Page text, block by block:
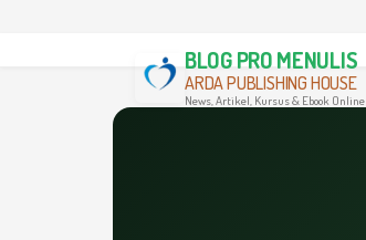
BLOG PRO MENULIS
ARDA PUBLISHING HOUSE
News, Artikel, Kursus & Ebook Online